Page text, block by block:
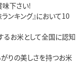
下さい!
ンキング』において10
るお米として全国に認知
りの美しさを持つお米